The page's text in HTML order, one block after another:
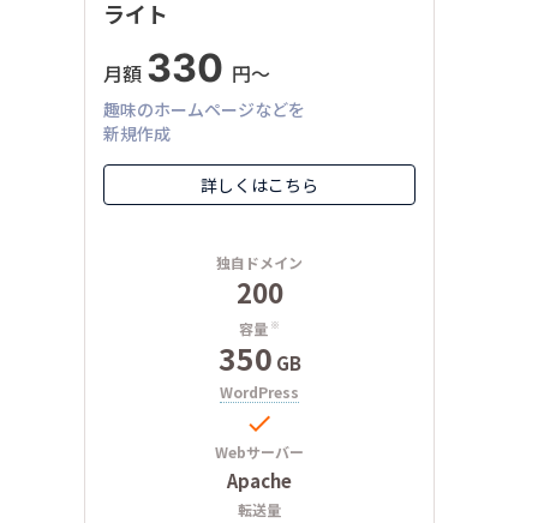
ライト
月額 330 円〜
趣味のホームページなどを
新規作成
詳しくはこちら
独自ドメイン
200
容量 ※
350 GB
WordPress

Webサーバー
Apache
転送量